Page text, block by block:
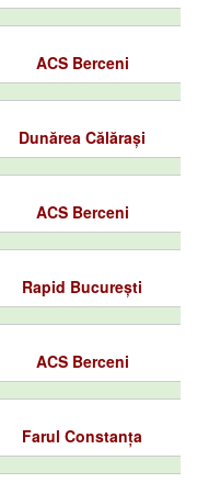
ACS Berceni
Dunărea Călărași
ACS Berceni
Rapid București
ACS Berceni
Farul Constanța